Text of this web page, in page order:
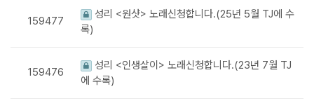
159477
성리 <원샷> 노래신청합니다.(25년 5월 TJ에 수
록)
159476
성리 <인생살이> 노래신청합니다.(23년 7월 TJ
에 수록)